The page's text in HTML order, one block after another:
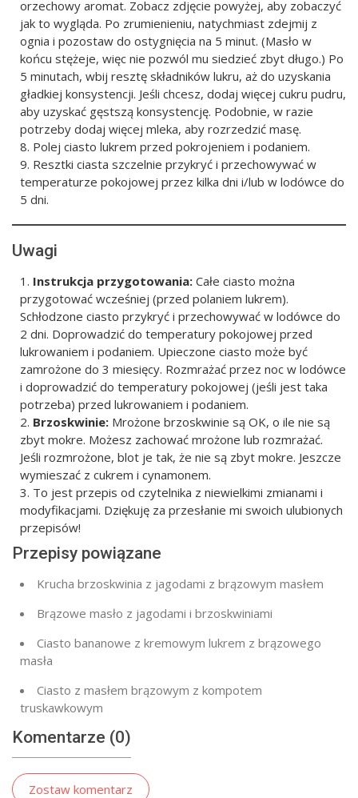
orzechowy aromat. Zobacz zdjęcie powyżej, aby zobaczyć
jak to wygląda. Po zrumienieniu, natychmiast zdejmij z
ognia i pozostaw do ostygnięcia na 5 minut. (Masło w
końcu stężeje, więc nie pozwól mu siedzieć zbyt długo.) Po
5 minutach, wbij resztę składników lukru, aż do uzyskania
gładkiej konsystencji. Jeśli chcesz, dodaj więcej cukru pudru,
aby uzyskać gęstszą konsystencję. Podobnie, w razie
potrzeby dodaj więcej mleka, aby rozrzedzić masę.
Polej ciasto lukrem przed pokrojeniem i podaniem.
Resztki ciasta szczelnie przykryć i przechowywać w
temperaturze pokojowej przez kilka dni i/lub w lodówce do
5 dni.
Uwagi
Instrukcja przygotowania: Całe ciasto można
przygotować wcześniej (przed polaniem lukrem).
Schłodzone ciasto przykryć i przechowywać w lodówce do
2 dni. Doprowadzić do temperatury pokojowej przed
lukrowaniem i podaniem. Upieczone ciasto może być
zamrożone do 3 miesięcy. Rozmrażać przez noc w lodówce
i doprowadzić do temperatury pokojowej (jeśli jest taka
potrzeba) przed lukrowaniem i podaniem.
Brzoskwinie: Mrożone brzoskwinie są OK, o ile nie są
zbyt mokre. Możesz zachować mrożone lub rozmrażać.
Jeśli rozmrożone, blot je tak, że nie są zbyt mokre. Jeszcze
wymieszać z cukrem i cynamonem.
To jest przepis od czytelnika z niewielkimi zmianami i
modyfikacjami. Dziękuję za przesłanie mi swoich ulubionych
przepisów!
Przepisy powiązane
Krucha brzoskwinia z jagodami z brązowym masłem
Brązowe masło z jagodami i brzoskwiniami
Ciasto bananowe z kremowym lukrem z brązowego
masła
Ciasto z masłem brązowym z kompotem
truskawkowym
Komentarze (0)
Zostaw komentarz